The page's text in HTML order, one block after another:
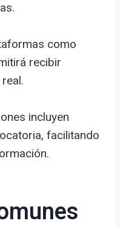
como
recibir
incluyen
facilitando